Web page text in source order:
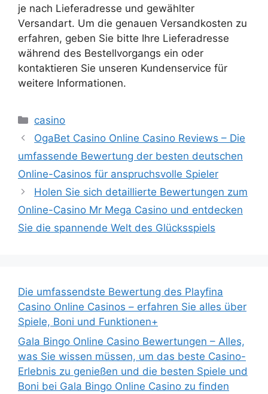
je nach Lieferadresse und gewählter
Versandart. Um die genauen Versandkosten zu
erfahren, geben Sie bitte Ihre Lieferadresse
während des Bestellvorgangs ein oder
kontaktieren Sie unseren Kundenservice für
weitere Informationen.
Kategorien
casino
OgaBet Casino Online Casino Reviews – Die
umfassende Bewertung der besten deutschen
Online-Casinos für anspruchsvolle Spieler
Holen Sie sich detaillierte Bewertungen zum
Online-Casino Mr Mega Casino und entdecken
Sie die spannende Welt des Glücksspiels
Die umfassendste Bewertung des Playfina
Casino Online Casinos – erfahren Sie alles über
Spiele, Boni und Funktionen+
Gala Bingo Online Casino Bewertungen – Alles,
was Sie wissen müssen, um das beste Casino-
Erlebnis zu genießen und die besten Spiele und
Boni bei Gala Bingo Online Casino zu finden